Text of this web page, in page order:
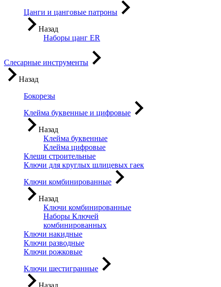
Цанги и цанговые патроны
Назад
Наборы цанг ER
Слесарные инструменты
Назад
Бокорезы
Клейма буквенные и цифровые
Назад
Клейма буквенные
Клейма цифровые
Клещи строительные
Ключи для круглых шлицевых гаек
Ключи комбинированные
Назад
Ключи комбинированные
Наборы Ключей
комбинированных
Ключи накидные
Ключи разводные
Ключи рожковые
Ключи шестигранные
Назад